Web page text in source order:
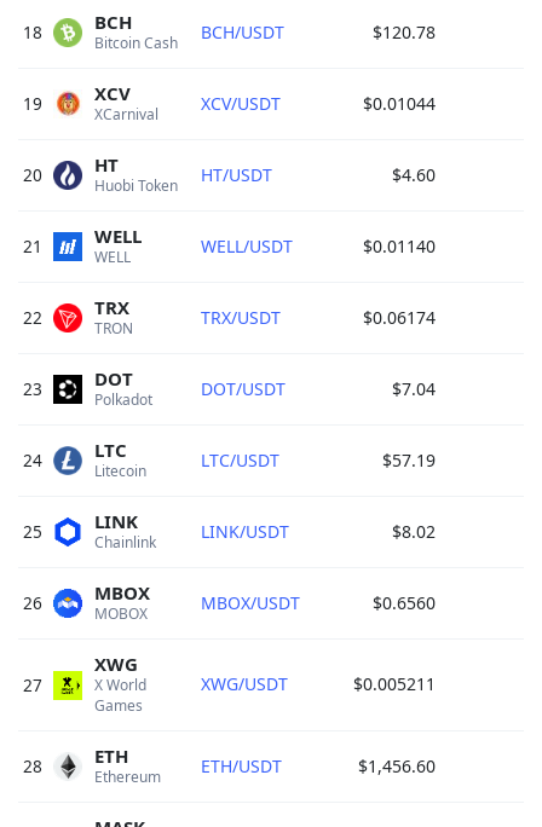
18 Bitcoin Cash
BCH BCH/USDT $120.78
19 XCarnival
XCV XCV/USDT $0.01044
20 Huobi Token
HT HT/USDT $4.60
21 WELL
WELL WELL/USDT $0.01140
22 TRON
TRX TRX/USDT $0.06174
23 Polkadot
DOT DOT/USDT $7.04
24 Litecoin
LTC LTC/USDT $57.19
25 Chainlink
LINK LINK/USDT $8.02
26 MOBOX
MBOX MBOX/USDT $0.6560
27
X World
Games
XWG
XWG/USDT $0.005211
28 Ethereum
ETH ETH/USDT $1,456.60